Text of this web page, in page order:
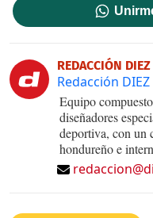
REDACCIÓN DIEZ
Redacción DIEZ
Equipo
diseñadores
deportiva, con un
hondureño e